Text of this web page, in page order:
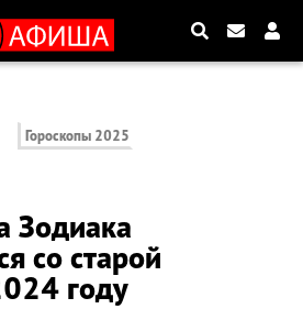
Гороскопы 2025
Зодиака
со старой
году